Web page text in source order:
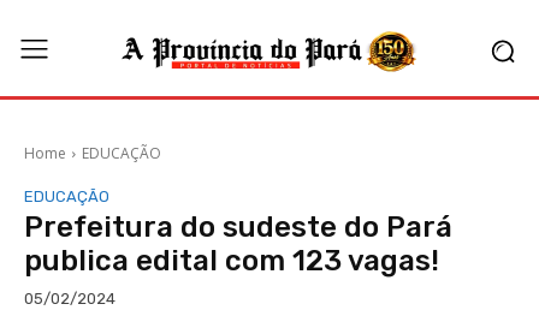
Home EDUCAÇÃO
EDUCAÇÃO
Prefeitura do sudeste do Pará
publica edital com 123 vagas!
05/02/2024